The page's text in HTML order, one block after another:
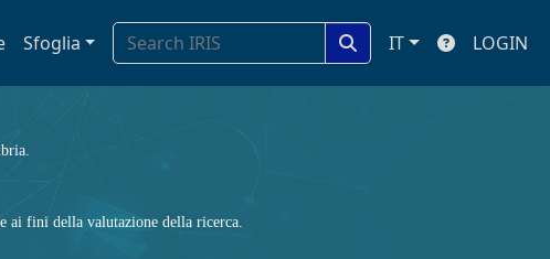
Sfoglia IT LOGIN
ai fini della valutazione della ricerca.